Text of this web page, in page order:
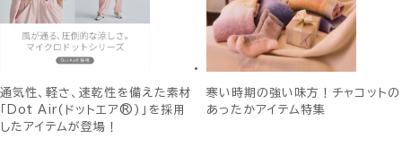
通気性、軽さ、速乾性を備えた素材
「Dot Air(ドットエア®)」を採用
したアイテムが登場！
寒い時期の強い味方！チャコットの
あったかアイテム特集